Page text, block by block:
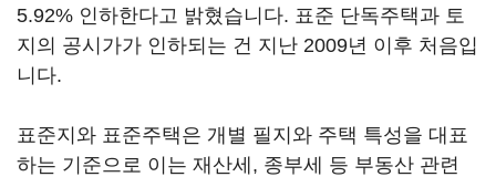
5.92% 인하한다고 밝혔습니다. 표준 단독주택과 토
지의 공시가가 인하되는 건 지난 2009년 이후 처음입
니다.
표준지와 표준주택은 개별 필지와 주택 특성을 대표
하는 기준으로 이는 재산세, 종부세 등 부동산 관련